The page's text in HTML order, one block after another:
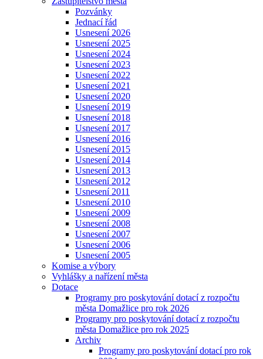
Pozvánky
Jednací řád
Usnesení 2026
Usnesení 2025
Usnesení 2024
Usnesení 2023
Usnesení 2022
Usnesení 2021
Usnesení 2020
Usnesení 2019
Usnesení 2018
Usnesení 2017
Usnesení 2016
Usnesení 2015
Usnesení 2014
Usnesení 2013
Usnesení 2012
Usnesení 2011
Usnesení 2010
Usnesení 2009
Usnesení 2008
Usnesení 2007
Usnesení 2006
Usnesení 2005
Komise a výbory
Vyhlášky a nařízení města
Dotace
Programy pro poskytování dotací z rozpočtu
města Domažlice pro rok 2026
Programy pro poskytování dotací z rozpočtu
města Domažlice pro rok 2025
Archiv
Programy pro poskytování dotací pro rok